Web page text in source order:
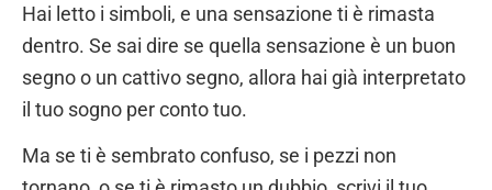
Hai letto i simboli, e una sensazione ti è rimasta
dentro. Se sai dire se quella sensazione è un buon
segno o un cattivo segno, allora hai già interpretato
il tuo sogno per conto tuo.
Ma se ti è sembrato confuso, se i pezzi non